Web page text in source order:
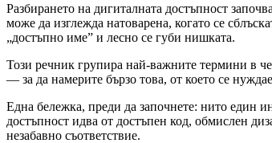
Разбирането на дигиталната достъпност
може да изглежда натоварена, когато се
„достъпно име” и лесно се губи нишката.
Този речник групира най-важните термини в
— за да намерите бързо това, от което се
Една бележка, преди да започнете: нито един
достъпност идва от достъпен код, обмислен
незабавно съответствие.